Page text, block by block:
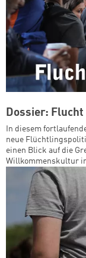
Dossier:
In diesem
neue
einen Blick auf die
Willkommenskultur